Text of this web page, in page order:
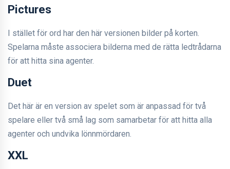
Pictures
I stället för ord har den här versionen bilder på korten.
Spelarna måste associera bilderna med de rätta ledtrådarna
för att hitta sina agenter.
Duet
Det här är en version av spelet som är anpassad för två
spelare eller två små lag som samarbetar för att hitta alla
agenter och undvika lönnmördaren.
XXL